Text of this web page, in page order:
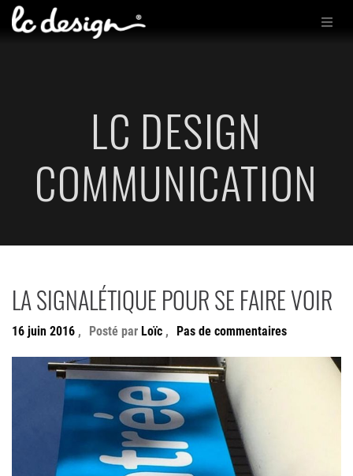
LC DESIGN
COMMUNICATION
LA SIGNALÉTIQUE POUR SE FAIRE VOIR
16 juin 2016 , Posté par Loïc , Pas de commentaires